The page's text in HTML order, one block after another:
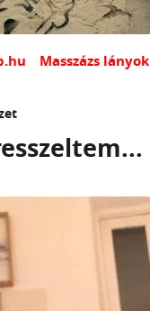
Masszázs lányok